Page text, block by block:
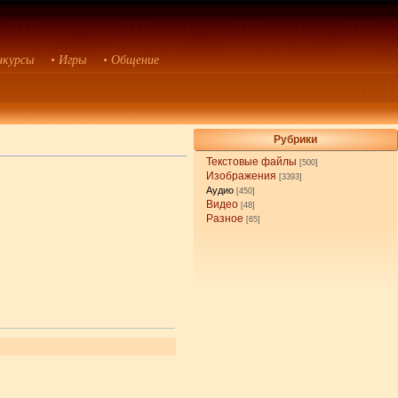
• Игры • Общение
Рубрики
Текстовые файлы [500]
Изображения [3393]
Аудио [450]
Видео [48]
Разное [65]